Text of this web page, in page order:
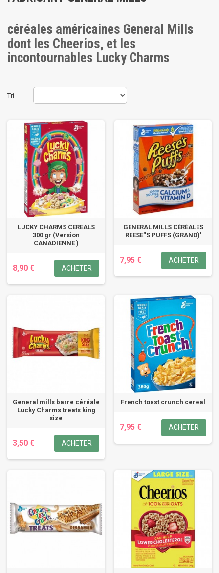
céréales américaines General Mills
dont les Cheerios, et les
incontournables Lucky Charms
Tri
LUCKY CHARMS CEREALS
300 gr (Version
CANADIENNE )
8,90 € ACHETER
GENERAL MILLS CÉRÉALES
REESE''S PUFFS (GRAND)'
7,95 € ACHETER
General mills barre céréale
Lucky Charms treats king
size
3,50 € ACHETER
French toast crunch cereal
7,95 € ACHETER